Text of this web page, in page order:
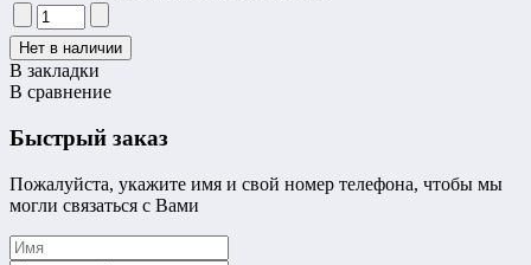
В закладки
В сравнение
Быстрый заказ
Пожалуйста, укажите имя и свой номер телефона, чтобы мы
могли связаться с Вами